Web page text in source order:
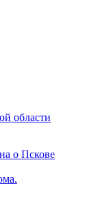
области
о Пскове